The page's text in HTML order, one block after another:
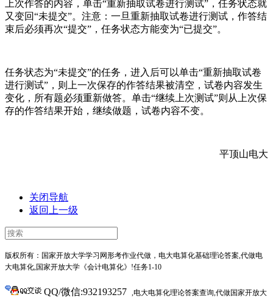
上次作答的内容，单击“重新抽取试卷进行测试”，任务状态就
又变回“未提交”。注意：一旦重新抽取试卷进行测试，作答结
束后必须再次“提交”，任务状态方能变为“已提交”。
任务状态为“未提交”的任务，进入后可以单击“重新抽取试卷
进行测试”，则上一次保存的作答结果被清空，试卷内容发生
变化，所有题必须重新做答。单击“继续上次测试”则从上次保
存的作答结果开始，继续做题，试卷内容不变。
平顶山电大
关闭导航
返回上一级
版权所有：国家开放大学学习网形考作业代做，电大电算化基础理论答案,代做电
大电算化, 国家开放大学《会计电算化》 !任务1-10
QQ/微信:932193257 ,电大电算化理论答案查询,代做国家开放大